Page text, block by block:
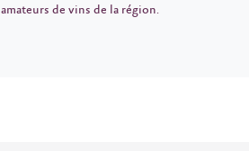
amateurs de vins de la région.